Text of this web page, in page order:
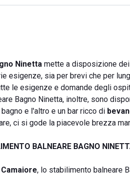
Ninetta mette a disposizione
esigenze, sia per brevi che per
le esigenze e domande degli
Bagno Ninetta, inoltre, sono
e l'altro e un bar ricco di
ci si gode la piacevole brezza
BALNEARE BAGNO
, lo stabilimento balneare